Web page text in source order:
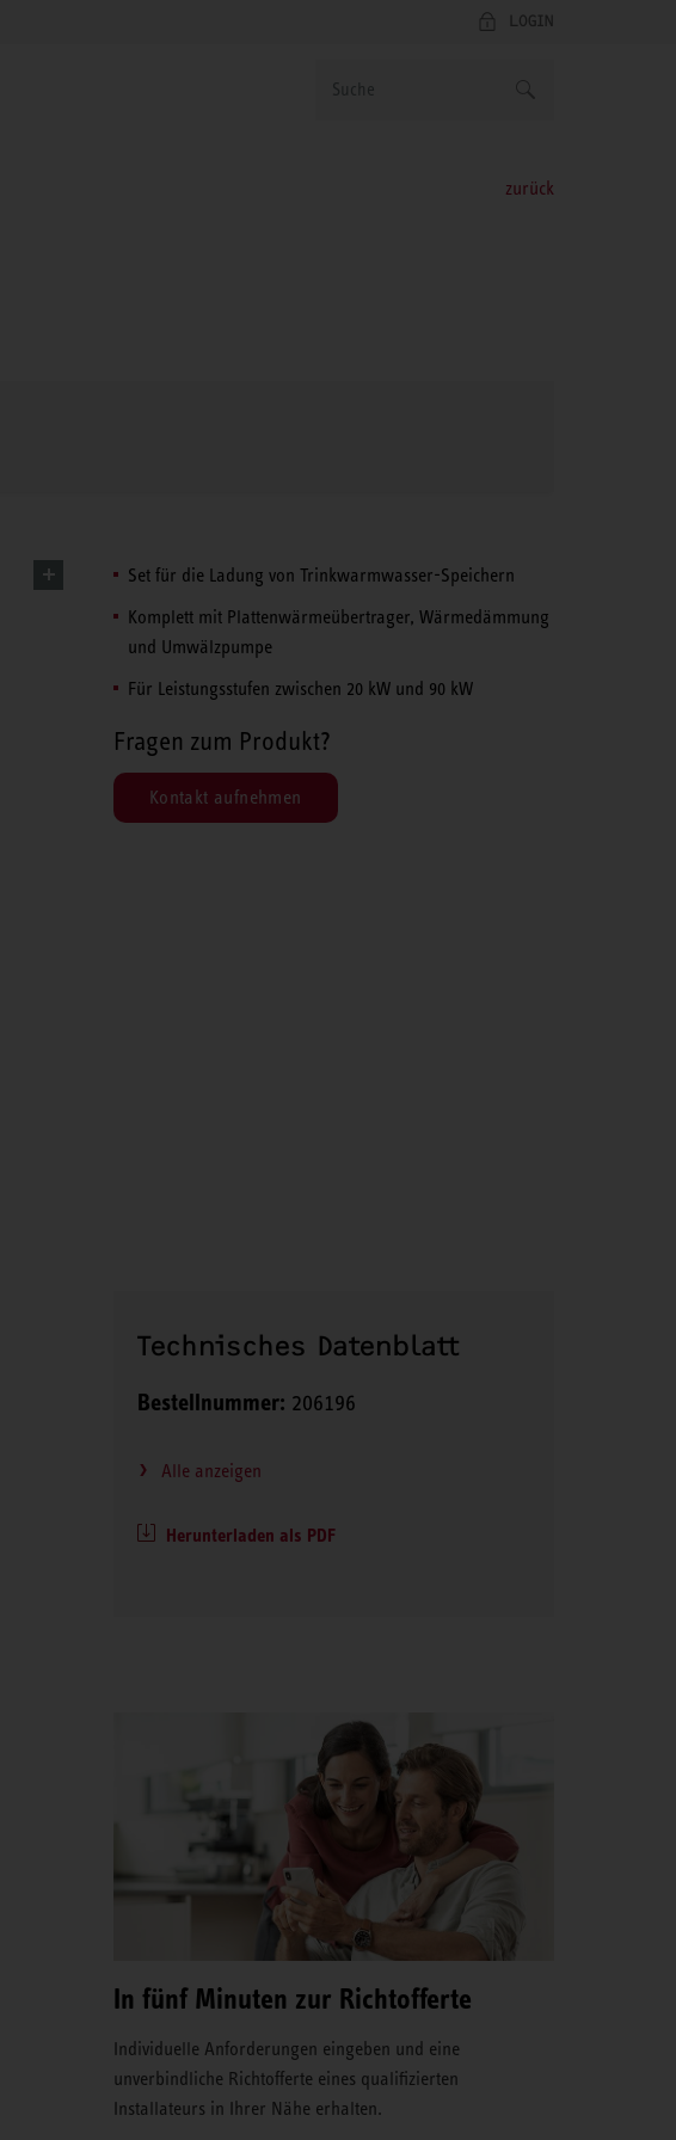
LOGIN
zurück
Set für die Ladung von Trinkwarmwasser-Speichern
Komplett mit Plattenwärmeübertrager, Wärmedämmung
und Umwälzpumpe
Für Leistungsstufen zwischen 20 kW und 90 kW
Fragen zum Produkt?
Kontakt aufnehmen
Technisches Datenblatt
Bestellnummer: 206196
Alle anzeigen
Herunterladen als PDF
In fünf Minuten zur Richtofferte
Individuelle Anforderungen eingeben und eine
unverbindliche Richtofferte eines qualifizierten
Installateurs in Ihrer Nähe erhalten.